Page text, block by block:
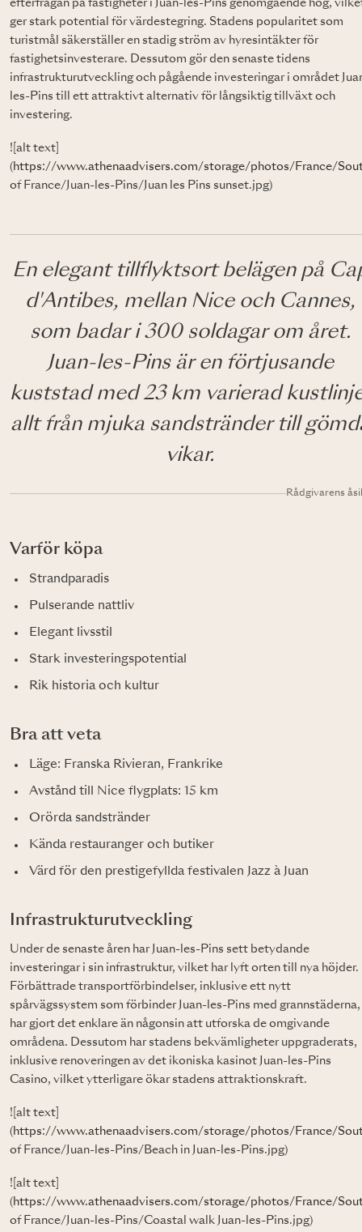
efterfrågan på fastigheter i Juan-les-Pins genomgående hög,
ger stark potential för värdestegring. Stadens popularitet som
turistmål säkerställer en stadig ström av hyresintäkter för
fastighetsinvesterare. Dessutom gör den senaste tidens
infrastrukturutveckling och pågående investeringar i området
les-Pins till ett attraktivt alternativ för långsiktig tillväxt och
investering.
![alt text]
(https://www.athenaadvisers.com/storage/photos/France/
of France/Juan-les-Pins/Juan les Pins sunset.jpg)
En elegant tillflyktsort belägen på
d'Antibes, mellan Nice och Cannes,
som badar i 300 soldagar om året.
Juan-les-Pins är en förtjusande
kuststad med 23 km varierad
allt från mjuka sandstränder till
vikar.
Rådgivarens
Varför köpa
Strandparadis
Pulserande nattliv
Elegant livsstil
Stark investeringspotential
Rik historia och kultur
Bra att veta
Läge: Franska Rivieran, Frankrike
Avstånd till Nice flygplats: 15 km
Orörda sandstränder
Kända restauranger och butiker
Värd för den prestigefyllda festivalen Jazz à Juan
Infrastrukturutveckling
Under de senaste åren har Juan-les-Pins sett betydande
investeringar i sin infrastruktur, vilket har lyft orten till nya höjder.
Förbättrade transportförbindelser, inklusive ett nytt
spårvägssystem som förbinder Juan-les-Pins med grannstäderna,
har gjort det enklare än någonsin att utforska de omgivande
områdena. Dessutom har stadens bekvämligheter uppgraderats,
inklusive renoveringen av det ikoniska kasinot Juan-les-Pins
Casino, vilket ytterligare ökar stadens attraktionskraft.
![alt text]
(https://www.athenaadvisers.com/storage/photos/France/
of France/Juan-les-Pins/Beach in Juan-les-Pins.jpg)
![alt text]
(https://www.athenaadvisers.com/storage/photos/France/
of France/Juan-les-Pins/Coastal walk Juan-les-Pins.jpg)